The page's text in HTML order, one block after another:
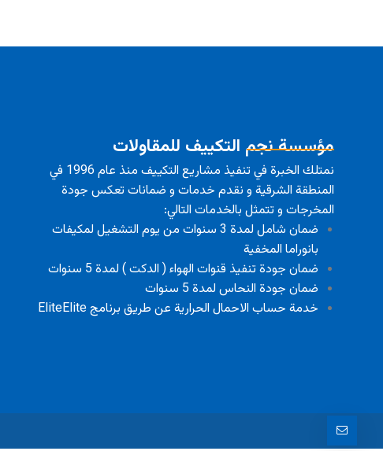
مؤسسة نجم التكييف للمقاولات
نمتلك الخبرة في تنفيذ مشاريع التكييف منذ عام 1996 في
المنطقة الشرقية و نقدم خدمات و ضمانات تعكس جودة
المخرجات و تتمثل بالخدمات التالي:
ضمان شامل لمدة 3 سنوات من يوم التشغيل لمكيفات
بانوراما المخفية
ضمان جودة تنفيذ قنوات الهواء ( الدكت ) لمدة 5 سنوات
ضمان جودة النحاس لمدة 5 سنوات
خدمة حساب الاحمال الحرارية عن طريق برنامج EliteElite